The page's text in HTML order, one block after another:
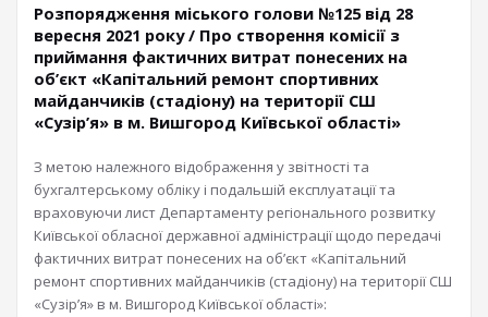
Розпорядження міського голови №125 від 28
вересня 2021 року / Про створення комісії з
приймання фактичних витрат понесених на
об’єкт «Капітальний ремонт спортивних
майданчиків (стадіону) на території СШ
«Сузір’я» в м. Вишгород Київської області»
З метою належного відображення у звітності та
бухгалтерському обліку і подальшій експлуатації та
враховуючи лист Департаменту регіонального розвитку
Київської обласної державної адміністрації щодо передачі
фактичних витрат понесених на об’єкт «Капітальний
ремонт спортивних майданчиків (стадіону) на території СШ
«Сузір’я» в м. Вишгород Київської області»: